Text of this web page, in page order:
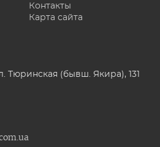
Контакты
Карта сайта
Тюринская (бывш. Якира), 131